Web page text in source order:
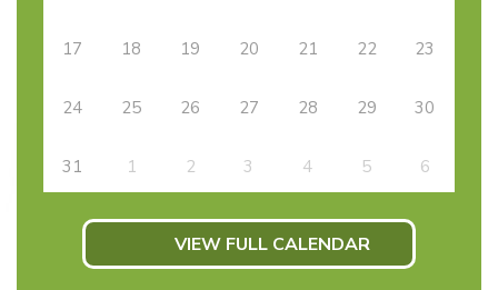
17 18 19 20 21 22 23
24 25 26 27 28 29 30
31 1 2 3 4 5 6
VIEW FULL CALENDAR